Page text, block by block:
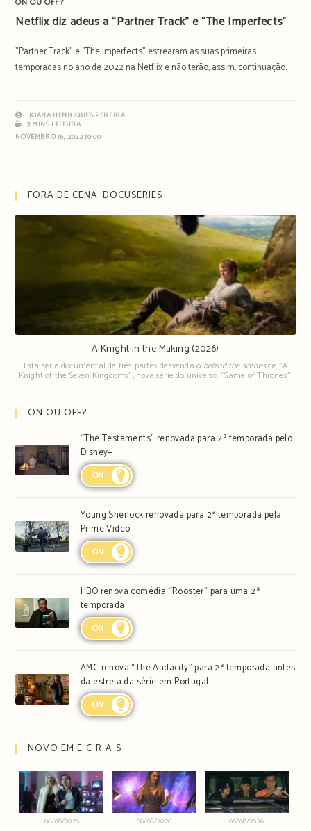
Netflix diz adeus a “Partner Track” e “The Imperfects”
"Partner Track" e "The Imperfects" estrearam as suas primeiras
temporadas no ano de 2022 na Netflix e não terão, assim, continuação.
JOANA HENRIQUES PEREIRA
3 MINS LEITURA
NOVEMBRO 16, 2022 10:00
FORA DE CENA: DOCUSERIES
A Knight in the Making (2026)
Esta série documental de três partes desvenda o behind the scenesde "A
Knight of the Seven Kingdoms", nova série do universo "Game of Thrones".
ON OU OFF?
“The Testaments” renovada para 2ª temporada pelo
Disney+
ON
Young Sherlock renovada para 2ª temporada pela
Prime Video
ON
HBO renova comédia “Rooster” para uma 2ª
temporada
ON
AMC renova “The Audacity” para 2ª temporada antes
da estreia da série em Portugal
ON
NOVO EM E∙C∙R∙Ã∙S
06/08/2026 06/08/2026 06/08/2026